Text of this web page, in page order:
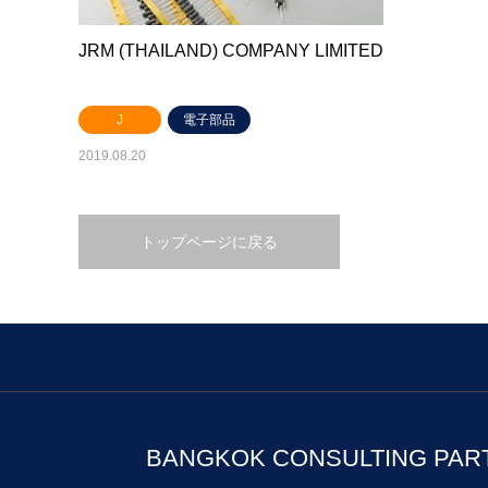
JRM (THAILAND) COMPANY LIMITED
J 電子部品
2019.08.20
トップページに戻る
BANGKOK CONSULTING